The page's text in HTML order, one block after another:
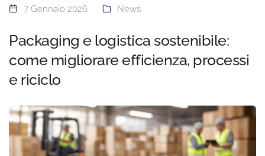
7 Gennaio 2026 News
Packaging e logistica sostenibile:
come migliorare efficienza, processi
e riciclo